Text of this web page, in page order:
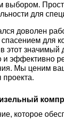
выбором.
для
доволен
для
этот значимый
и эффективно
Мы ценим
проекта.
которое